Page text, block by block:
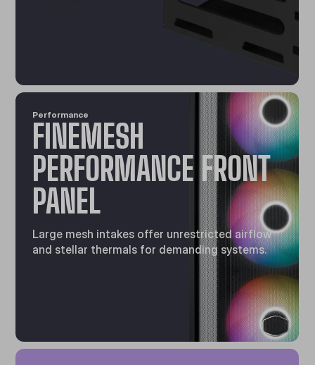
Performance
FINEMESH
PERFORMANCE FRONT
PANEL
Large mesh intakes offer unrestricted airflow
and stellar thermals for demanding systems.